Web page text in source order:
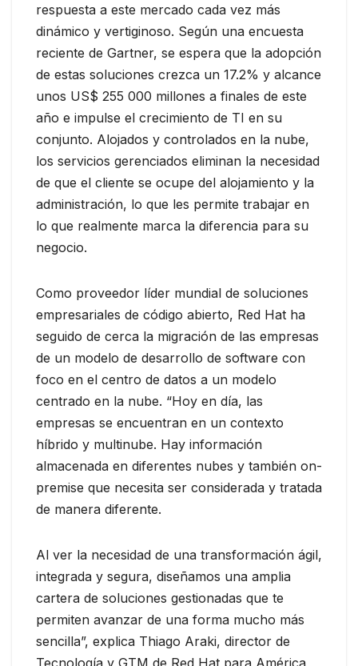
respuesta a este mercado cada vez más
dinámico y vertiginoso. Según una encuesta
reciente de Gartner, se espera que la adopción
de estas soluciones crezca un 17.2% y alcance
unos US$ 255 000 millones a finales de este
año e impulse el crecimiento de TI en su
conjunto. Alojados y controlados en la nube,
los servicios gerenciados eliminan la necesidad
de que el cliente se ocupe del alojamiento y la
administración, lo que les permite trabajar en
lo que realmente marca la diferencia para su
negocio.
Como proveedor líder mundial de soluciones
empresariales de código abierto, Red Hat ha
seguido de cerca la migración de las empresas
de un modelo de desarrollo de software con
foco en el centro de datos a un modelo
centrado en la nube. “Hoy en día, las
empresas se encuentran en un contexto
híbrido y multinube. Hay información
almacenada en diferentes nubes y también on-
premise que necesita ser considerada y tratada
de manera diferente.
Al ver la necesidad de una transformación ágil,
integrada y segura, diseñamos una amplia
cartera de soluciones gestionadas que te
permiten avanzar de una forma mucho más
sencilla”, explica Thiago Araki, director de
Tecnología y GTM de Red Hat para América